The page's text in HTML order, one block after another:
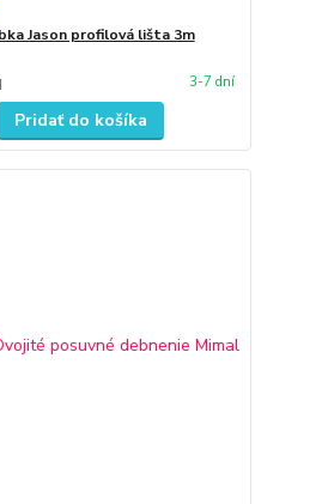
Jason profilová lišta 3m
3-7 dní
Pridať do košíka